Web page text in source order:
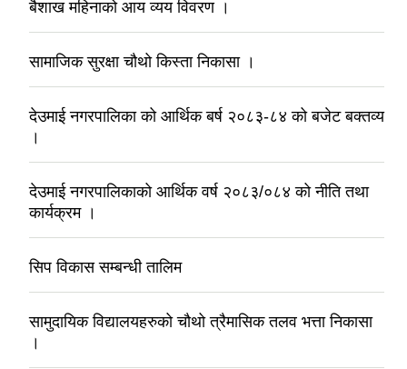
बैशाख महिनाको आय व्यय विवरण ।
सामाजिक सुरक्षा चौथो किस्ता निकासा ।
देउमाई नगरपालिका को आर्थिक बर्ष २०८३-८४ को बजेट बक्तव्य
।
देउमाई नगरपालिकाको आर्थिक वर्ष २०८३/०८४ को नीति तथा
कार्यक्रम ।
सिप विकास सम्बन्धी तालिम
सामुदायिक विद्यालयहरुको चौथो त्रैमासिक तलव भत्ता निकासा
।